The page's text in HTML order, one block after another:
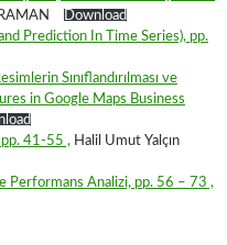
Download
Prediction In Time Series), pp.
Sınıflandırılması ve
in Google Maps Business
pp. 41-55 , Halil Umut Yalçın
Performans Analizi, pp. 56 – 73 ,